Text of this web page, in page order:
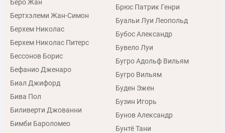
Беро Жан
Бертхэлеми Жан-Симон
Берхем Николас
Берхем Николас Питерс
Бессонов Борис
Бефанио Дженаро
Биал Джифорд
Бива Пол
Биливерти Джованни
Бимби Бароломео
Брюс Патрик Генри
Буальи Луи Леопольд
Бубос Александр
Бувело Луи
Бугро Адольф Вильям
Бугро Вильям
Буден Эжен
Бузин Игорь
Бунов Александр
Бунтё Тани